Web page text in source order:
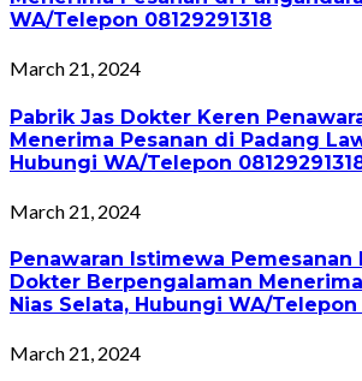
WA/Telepon 08129291318
March 21, 2024
Pabrik Jas Dokter Keren
Menerima Pesanan di Padang
Hubungi WA/Telepon
March 21, 2024
Penawaran Istimewa Pemesanan
Dokter Berpengalaman
Nias Selata, Hubungi WA/Telepon
March 21, 2024